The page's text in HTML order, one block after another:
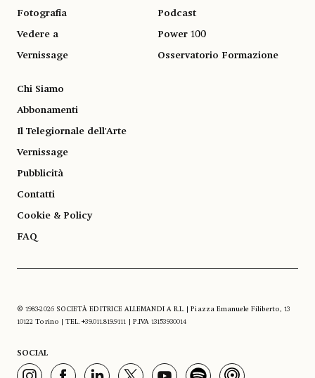
Fotografia
Vedere a
Vernissage
Podcast
Power 100
Osservatorio Formazione
Chi Siamo
Abbonamenti
Il Telegiornale dell'Arte
Vernissage
Pubblicità
Contatti
Cookie & Policy
FAQ
© 1983-2026 SOCIETÀ EDITRICE ALLEMANDI A R.L. | Piazza Emanuele Filiberto, 13
10122 Torino | TEL. +39.011.819.9111 | P.IVA 13153930014
SOCIAL